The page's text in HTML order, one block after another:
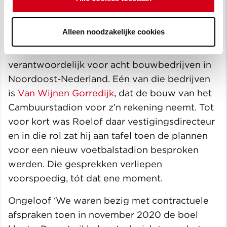
Alleen noodzakelijke cookies
zakelijk, als inwoner van de gemeente
Leeuwarden én SC Cambuurfan.
Roelof Faber is regiodirecteur en
verantwoordelijk voor acht bouwbedrijven in
Noordoost-Nederland. Eén van die bedrijven
is Van Wijnen Gorredijk, dat de bouw van het
Cambuurstadion voor z’n rekening neemt. Tot
voor kort was Roelof daar vestigingsdirecteur
en in die rol zat hij aan tafel toen de plannen
voor een nieuw voetbalstadion besproken
werden. Die gesprekken verliepen
voorspoedig, tót dat ene moment.
Ongeloof ‘We waren bezig met contractuele
afspraken toen in november 2020 de boel